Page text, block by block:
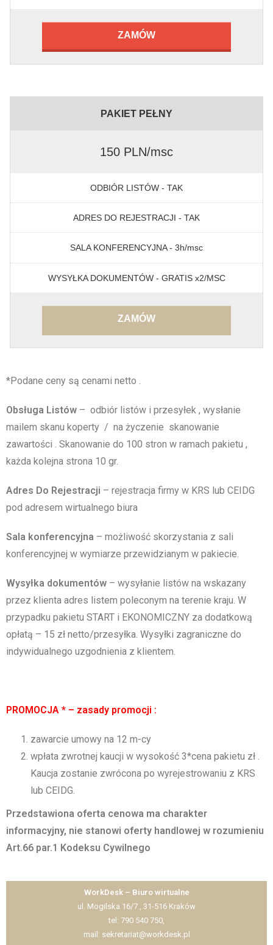
ZAMÓW
PAKIET PEŁNY
150 PLN/msc
ODBIÓR LISTÓW - TAK
ADRES DO REJESTRACJI - TAK
SALA KONFERENCYJNA - 3h/msc
WYSYŁKA DOKUMENTÓW - GRATIS x2/MSC
ZAMÓW
*Podane ceny są cenami netto .
Obsługa Listów – odbiór listów i przesyłek , wysłanie
mailem skanu koperty / na życzenie skanowanie
zawartości . Skanowanie do 100 stron w ramach pakietu ,
każda kolejna strona 10 gr.
Adres Do Rejestracji – rejestracja firmy w KRS lub CEIDG
pod adresem wirtualnego biura
Sala konferencyjna – możliwość skorzystania z sali
konferencyjnej w wymiarze przewidzianym w pakiecie.
Wysyłka dokumentów – wysyłanie listów na wskazany
przez klienta adres listem poleconym na terenie kraju. W
przypadku pakietu START i EKONOMICZNY za dodatkową
opłatą – 15 zł netto/przesyłka. Wysyłki zagraniczne do
indywidualnego uzgodnienia z klientem.
PROMOCJA * – zasady promocji :
zawarcie umowy na 12 m-cy
wpłata zwrotnej kaucji w wysokość 3*cena pakietu zł .
Kaucja zostanie zwrócona po wyrejestrowaniu z KRS
lub CEIDG.
Przedstawiona oferta cenowa ma charakter
informacyjny, nie stanowi oferty handlowej w rozumieniu
Art.66 par.1 Kodeksu Cywilnego
WorkDesk – Biuro wirtualne
ul. Mogilska 16/7 , 31-516 Kraków
tel: 790 540 750,
mail: sekretariat@workdesk.pl